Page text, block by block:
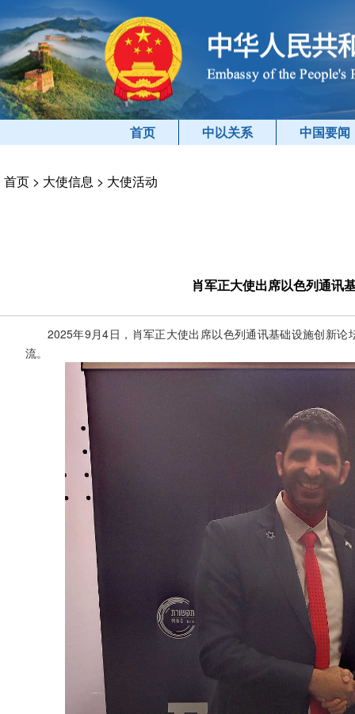
首页 中以关系 中国要闻
首页 > 大使信息 > 大使活动
肖军正大使出席以色列通讯
2025年9月4日，肖军正大使出席以色列通讯基础设施创新
流。